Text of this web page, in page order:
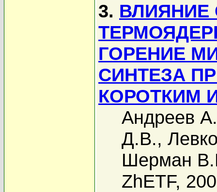
3. ВЛИЯНИЕ
ГОРЕНИЕ
СИНТЕЗА
КОРОТКИМ
Андреев
Д.В.,
Шерман
ZhETF,